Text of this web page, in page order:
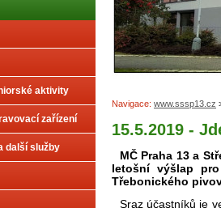
aktivity
zařízení
další služby
Navigace: www.sssp13.cz
15.5.2019 -
MČ Praha 13 a
letošní výšlap
Třebonického
Sraz účastníků je